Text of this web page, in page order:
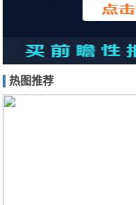
热图推荐